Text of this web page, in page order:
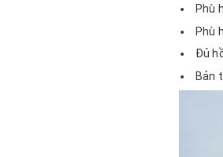
Phù
Phù
Đủ
Bản